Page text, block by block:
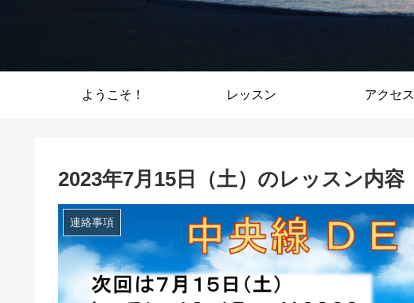
ようこそ！ レッスン アクセス
2023年7月15日（土）のレッスン内容
連絡事項